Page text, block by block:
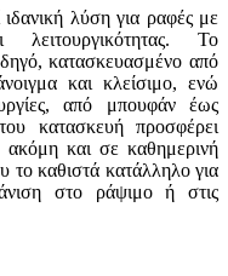
λύση για ραφές με
Το
κατασκευασμένο από
και κλείσιμο, ενώ
από μπουφάν έως
κατασκευή προσφέρει
ακόμη και σε καθημερινή
το καθιστά κατάλληλο για
στο ράψιμο ή στις